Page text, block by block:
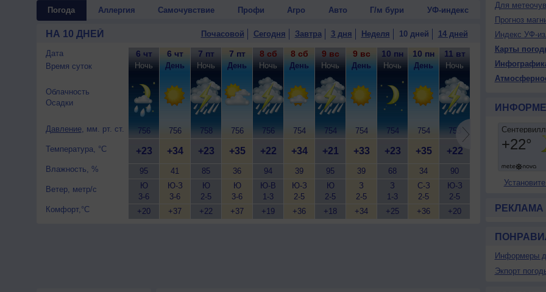
8 августа, в течение суток ожидается переменная облачность, небольшой дождь,
, ожидается малооблачная погода, небольшой дождь, возможна гроза;
ночью +20..22°, днем +32..34°, ветер слабый.
Погода Аллергия Самочувствие Профи Агро Авто Г/м бури УФ-индекс
НА 10 ДНЕЙ Почасовой Сегодня Завтра 3 дня Неделя 10 дней 14 дней
Дата
Время суток
Облачность
Осадки
Давление, мм. рт. ст.
Температура, °C
Влажность, %
Ветер, метр/с
Комфорт,°C
6 чт
Ночь
756
+23
95
Ю
3-6
+20
6 чт
День
756
+34
41
Ю-З
3-6
+37
7 пт
Ночь
758
+23
85
Ю
2-5
+22
7 пт
День
756
+35
36
Ю
3-6
+37
8 сб
Ночь
756
+22
94
Ю-В
1-3
+19
8 сб
День
754
+34
39
Ю-З
2-5
+36
9 вс
Ночь
754
+21
95
Ю
2-5
+18
9 вс
День
754
+33
39
З
2-5
+34
10 пн
Ночь
754
+23
68
З
1-3
+25
10 пн
День
754
+35
34
С-З
2-5
+36
11 вт
Ночь
753
+22
90
Ю-З
2-5
+20
11 вт
День
12 ср
Ночь
752
+22
87
З
+21
12
Для
Прогноз
Индекс УФ-
Карты
РЕКЛАМА
Информеры
Экпорт